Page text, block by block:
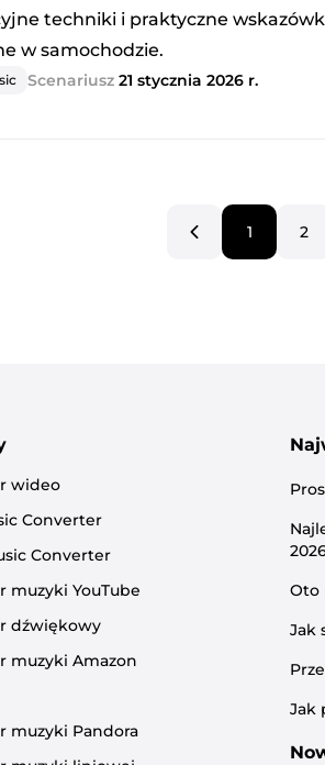
techniki i praktyczne
w samochodzie.
Scenariusz 21 stycznia 2026 r.
1 2
wideo
Converter
Converter
muzyki YouTube
dźwiękowy
muzyki Amazon
muzyki Pandora
Oto
Jak
Jak